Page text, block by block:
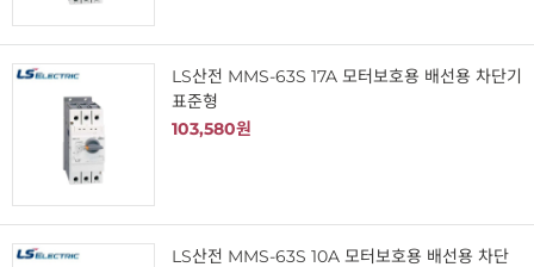
LS산전 MMS-63S 17A 모터보호용 배선용 차단기
표준형
103,580원
LS산전 MMS-63S 10A 모터보호용 배선용 차단